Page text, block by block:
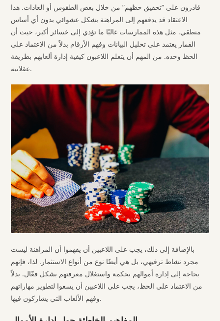
قادرون على “تحقيق حظهم” من خلال بعض الطقوس أو العادات. هذا
الاعتقاد قد يدفعهم إلى المراهنة بشكل عشوائي بدون أي أساس
منطقي. مثل هذه الممارسات غالبًا ما تؤدي إلى خسائر أكبر، حيث أن
القمار يعتمد على تحليل البيانات وفهم الأرقام بدلاً من الاعتماد على
الحظ وحده. من المهم أن يتعلم اللاعبون كيفية إدارة ألعابهم بطريقة
عقلانية.
بالإضافة إلى ذلك، يجب على اللاعبين أن يفهموا أن المراهنة ليست
مجرد نشاط ترفيهي، بل هي أيضًا نوع من أنواع الاستثمار. لذا، فإنهم
بحاجة إلى إدارة أموالهم بحكمة واستغلال معرفتهم بشكل فعّال. بدلاً
من الاعتماد على الحظ، يجب على اللاعبين أن يسعوا لتطوير مهاراتهم
وفهم الألعاب التي يشاركون فيها.